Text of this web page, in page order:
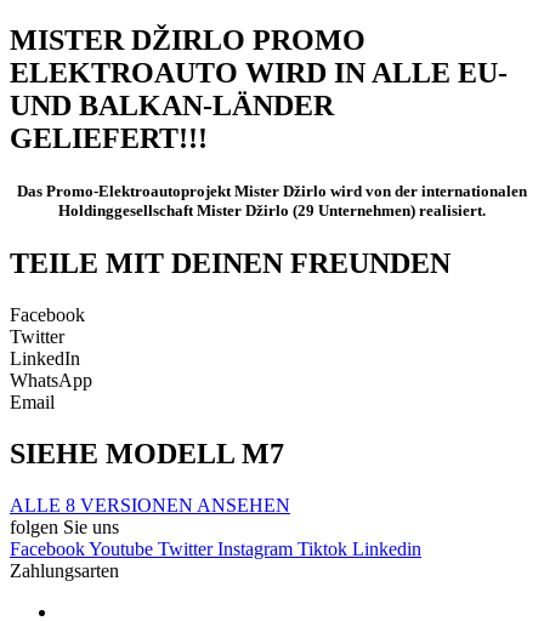
MISTER DŽIRLO PROMO
ELEKTROAUTO WIRD IN ALLE EU-
UND BALKAN-LÄNDER
GELIEFERT!!!
Das Promo-Elektroautoprojekt Mister Džirlo wird von der internationalen
Holdinggesellschaft Mister Džirlo (29 Unternehmen) realisiert.
TEILE MIT DEINEN FREUNDEN
Facebook
Twitter
LinkedIn
WhatsApp
Email
SIEHE MODELL M7
ALLE 8 VERSIONEN ANSEHEN
folgen Sie uns
FacebookYoutube Twitter Instagram Tiktok Linkedin
Zahlungsarten